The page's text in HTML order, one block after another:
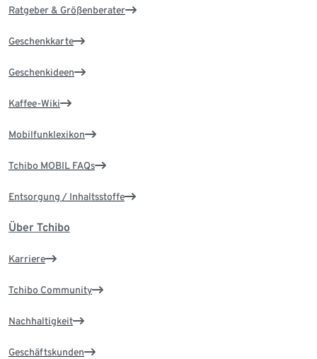
Ratgeber & Größenberater
Geschenkkarte
Geschenkideen
Kaffee-Wiki
Mobilfunklexikon
Tchibo MOBIL FAQs
Entsorgung / Inhaltsstoffe
Über Tchibo
Karriere
Tchibo Community
Nachhaltigkeit
Geschäftskunden